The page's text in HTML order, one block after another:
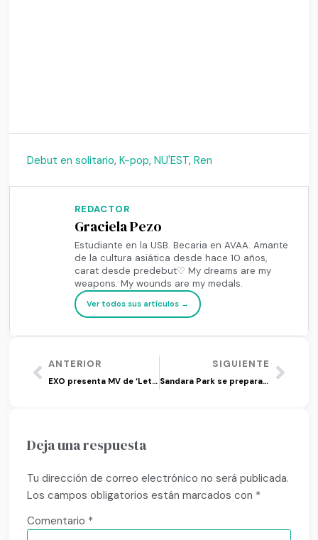
Debut en solitario,K-pop,NU'EST,Ren
REDACTOR
Graciela Pezo
Estudiante en la USB. Becaria en AVAA. Amante
de la cultura asiática desde hace 10 años,
carat desde predebut♡ My dreams are my
weapons. My wounds are my medals.
Ver todos sus artículos →
ANTERIOR
EXO presenta MV de ‘Let Me In’ y anuncia álbum
SIGUIENTE
Sandara Park se prepara para su debut como solista
Deja una respuesta
Tu dirección de correo electrónico no será publicada.
Los campos obligatorios están marcados con *
Comentario *